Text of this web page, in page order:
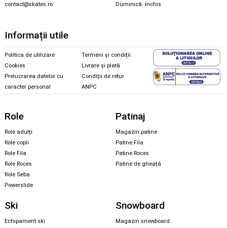
contact@skates.ro
Duminică: închis
Informații utile
Politica de utilizare
Cookies
Prelucrarea datelor cu
caracter personal
Termeni și condiții
Livrare și plată
Condiții de retur
ANPC
Role
Role adulți
Role copii
Role Fila
Role Roces
Role Seba
Powerslide
Patinaj
Magazin patine
Patine Fila
Patine Roces
Patine de gheață
Ski
Echipament ski
Snowboard
Magazin snowboard